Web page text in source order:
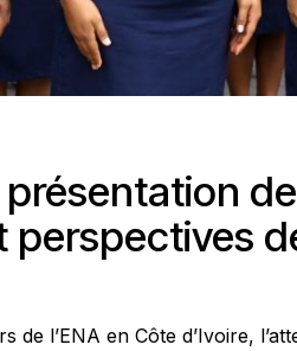
présentation
perspectives
de l’ENA en Côte d’Ivoire,